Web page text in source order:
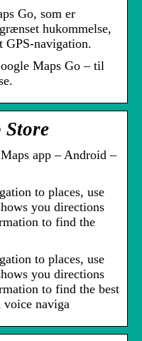
Go, som er
hukommelse,
GPS-navigation.
Maps Go – til
Store
app – Android –
to places, use
you directions
to find the
to places, use
you directions
to find the best
naviga